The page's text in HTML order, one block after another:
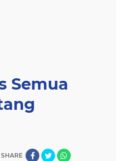
Semua
SHARE